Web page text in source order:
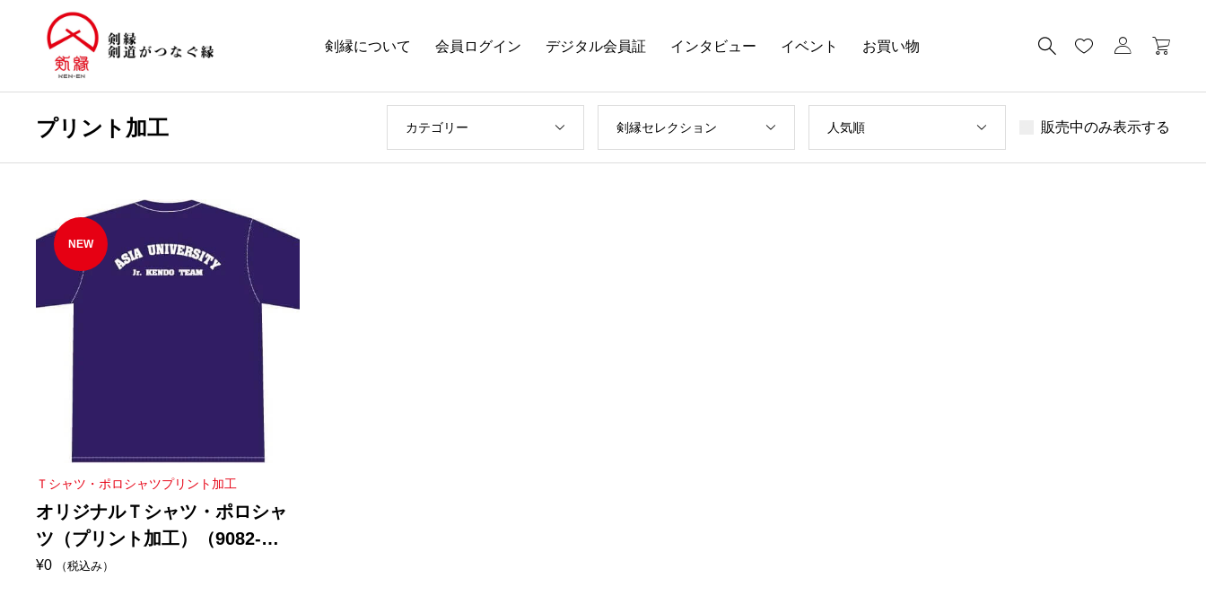
剣縁について 会員ログイン デジタル会員証 インタビュー イベント お買い物
プリント加工 カテゴリー 剣縁セレクション 人気順 販売中のみ表示する
NEW
Ｔシャツ・ポロシャツプリント加工
オリジナルＴシャツ・ポロシャ
ツ（プリント加工）（9082-
0001）
¥0 （税込み）